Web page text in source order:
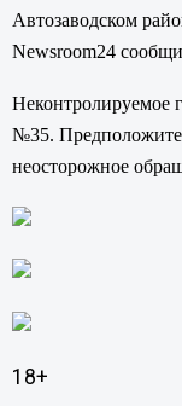
Автозаводском
Newsroom24
Неконтролируемое
№35.
неосторожное
18+